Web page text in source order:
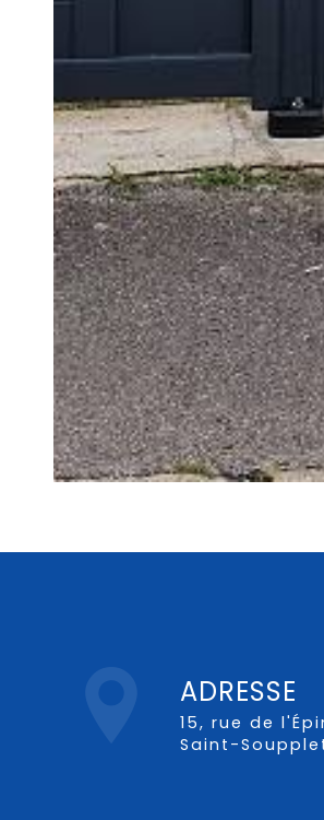
ADRESSE
15, rue de l'Épinette, 77165
Saint-